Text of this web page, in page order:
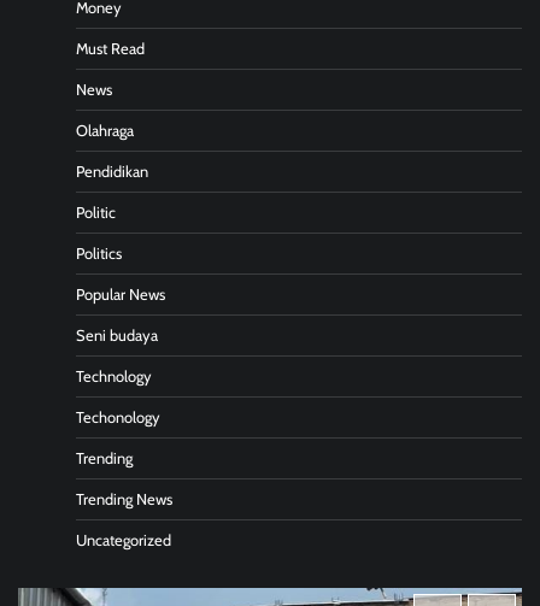
Money
Must Read
News
Olahraga
Pendidikan
Politic
Politics
Popular News
Seni budaya
Technology
Techonology
Trending
Trending News
Uncategorized